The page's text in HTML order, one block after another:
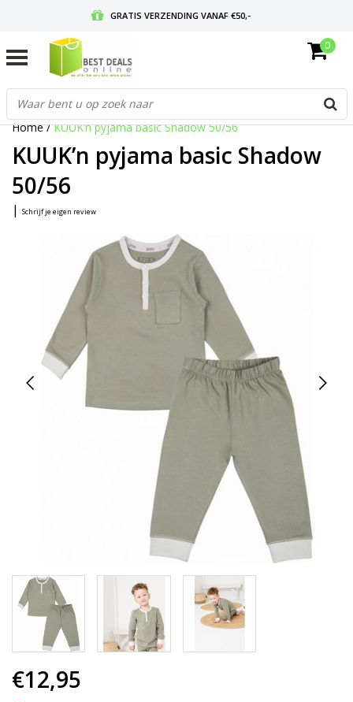
GRATIS VERZENDING VANAF €50,-
GRATIS RETOURNEREN EN 30 DAGEN BEDENKTIJD
0
Home/KUUK’n pyjama basic Shadow 50/56
KUUK’n pyjama basic Shadow
50/56
| Schrijf je eigen review
€12,95